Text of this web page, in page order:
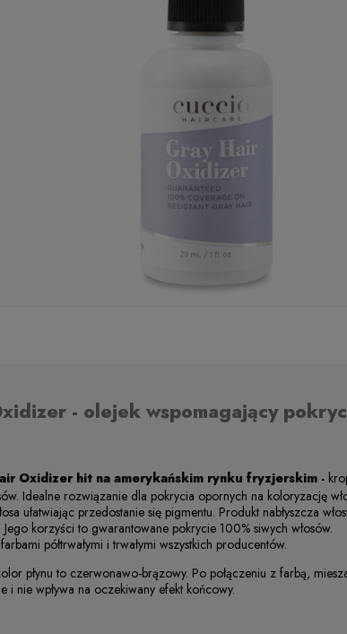
- olejek wspomagający
Oxidizer hit na amerykańskim rynku fryzjerskim -
Idealne rozwiązanie dla pokrycia opornych na koloryzację
ułatwiając przedostanie się pigmentu. Produkt nabłyszcza
korzyści to gwarantowane pokrycie 100% siwych włosów.
półtrwałymi i trwałymi wszystkich producentów.
płynu to czerwonawo-brązowy. Po połączeniu z farbą,
i nie wpływa na oczekiwany efekt końcowy.